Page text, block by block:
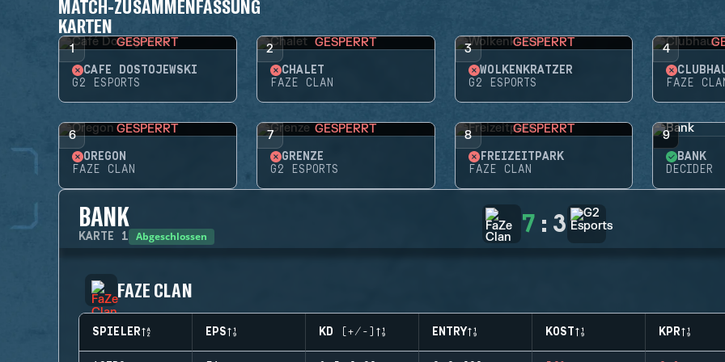
MATCH-ZUSAMMENFASSUNG
KARTEN
1 GESPERRT
CAFÉ DOSTOJEWSKI
G2 ESPORTS
2 GESPERRT
CHALET
FAZE CLAN
3 GESPERRT
WOLKENKRATZER
G2 ESPORTS
4
FAZE
6 GESPERRT
OREGON
FAZE CLAN
7 GESPERRT
GRENZE
G2 ESPORTS
8 GESPERRT
FREIZEITPARK
FAZE CLAN
9
BANK
DECIDER
BANK
KARTE 1 Abgeschlossen 7 : 3
FAZE CLAN
SPIELER EPS KD (+/-) ENTRY KOST KPR